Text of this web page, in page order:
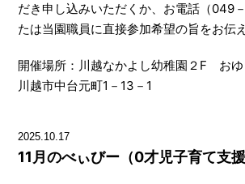
だき申し込みいただくか、お電話（049
たは当園職員に直接参加希望の旨をお伝
開催場所：川越なかよし幼稚園２F おゆ
川越市中台元町1－13－1
2025.10.17
11月のべぃびー（0才児子育て支援